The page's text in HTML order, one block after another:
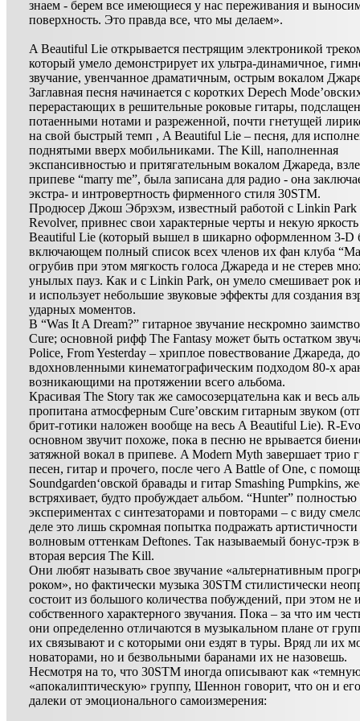
знаем - берем все имеющиеся у нас переживания и
поверхность. Это правда все, что мы делаем».
A Beautiful Lie открывается пестрящим электроникой
который умело демонстрирует их ультра-динамичное,
звучание, увенчанное драматичным, острым вокалом
Заглавная песня начинается с коротких Depech
перерастающих в решительные роковые гитары,
потаенными нотами и разреженной, почти гнетущей
на свой быстрый темп , A Beautiful Lie – песня, для
поднятыми вверх мобильниками. The Kill, наполненная
экспансивностью и притягательным вокалом Джареда,
припеве “marry me”, была записана для радио - она
экстра- и интровертность фирменного стиля 30STM.
Продюсер Джош Эбрэхэм, известный работой с Linkin Park
Revolver, привнес свои характерные черты и некую
Beautiful Lie (который вышел в шикарно оформленном 3-D
включающем полный список всех членов их фан клуба
огрубив при этом мягкость голоса Джареда и не стерев
унылых пауз. Как и с Linkin Park, он умело смешивает рок
и использует небольшие звуковые эффекты для создания
ударных моментов.
В “Was It A Dream?” гитарное звучание нескромно
Cure; основной рифф The Fantasy может быть остатком
Police, From Yesterday – хриплое повествование Джареда,
вдохновленными кинематографическим подходом 80-х
возникающими на протяжении всего альбома.
Красивая The Story так же самосозерцательна как и весь
пропитана атмосферным Cure’овским гитарным звуком
брит-готики наложен вообще на весь A Beautiful Lie). R-
основном звучит похоже, пока в песню не врывается
затяжной вокал в припеве. A Modern Myth завершает трио
песен, гитар и прочего, после чего A Battle of One, с
Soundgarden‘овской бравады и гитар Smashing Pumpkins,
встряхивает, будто пробуждает альбом. “Hunter”
экспериментах с синтезаторами и повторами – с виду
деле это лишь скромная попытка подражать
волновым оттенкам Deftones. Так называемый бонус-трэк
вторая версия The Kill.
Они любят называть свое звучание «альтернативным
роком», но фактически музыка 30STM стилистически
состоит из большого количества побуждений, при этом не
собственного характерного звучания. Пока – за что им
они определенно отличаются в музыкальном плане от
их связывают и с которыми они ездят в туры. Вряд ли их
новаторами, но и безвольными баранами их не назовешь.
Несмотря на то, что 30STM иногда описывают как
«апокалиптическую» группу, Шеннон говорит, что он и
далеки от эмоционального самоизмерения: